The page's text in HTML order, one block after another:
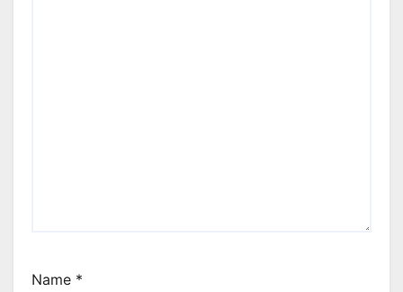
Name *